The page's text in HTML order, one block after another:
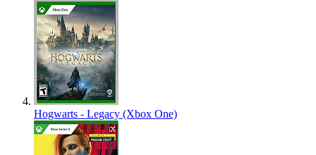
Hogwarts - Legacy (Xbox One)